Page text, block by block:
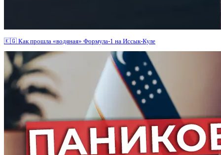
🇰🇬 Как прошла «водяная» Формула-1 на Иссык-Куле